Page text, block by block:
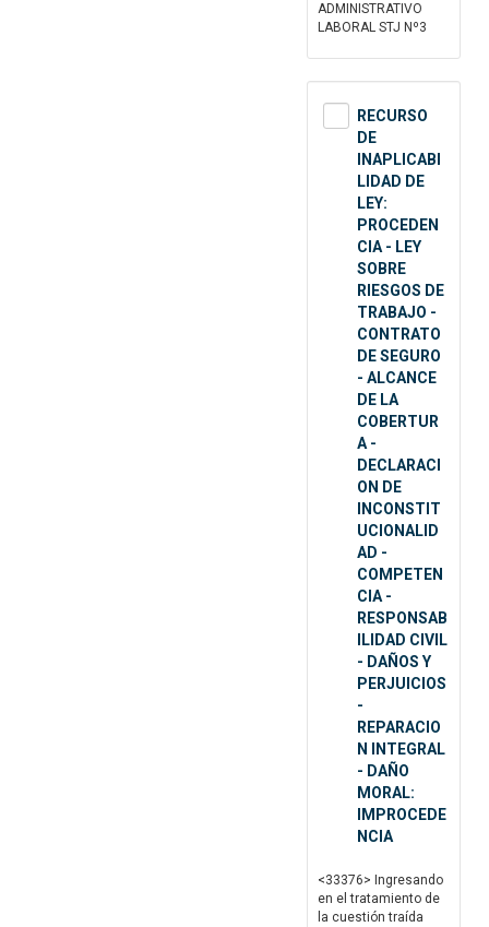
ADMINISTRATIVO
LABORAL STJ Nº3
RECURSO
DE
INAPLICABI
LIDAD DE
LEY:
PROCEDEN
CIA - LEY
SOBRE
RIESGOS DE
TRABAJO -
CONTRATO
DE SEGURO
- ALCANCE
DE LA
COBERTUR
A -
DECLARACI
ON DE
INCONSTIT
UCIONALID
AD -
COMPETEN
CIA -
RESPONSAB
ILIDAD CIVIL
- DAÑOS Y
PERJUICIOS
-
REPARACIO
N INTEGRAL
- DAÑO
MORAL:
IMPROCEDE
NCIA
<33376> Ingresando
en el tratamiento de
la cuestión traída